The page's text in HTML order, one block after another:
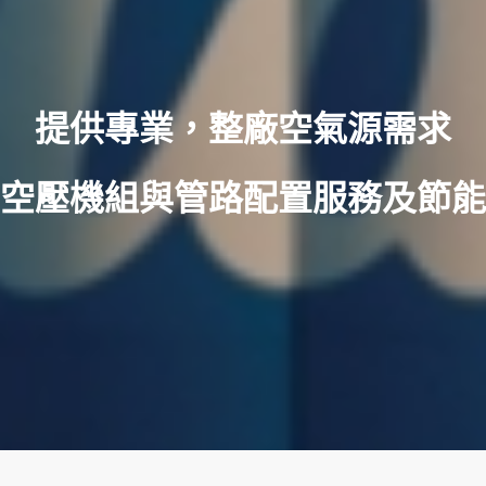
提供專業，整廠空氣源需求
壓機組與管路配置服務及節